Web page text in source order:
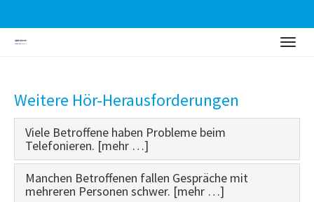
Zum
Weitere Hör-Herausforderungen
Viele Betroffene haben Probleme beim
Telefonieren. [mehr …]
Manchen Betroffenen fallen Gespräche mit
mehreren Personen schwer. [mehr …]